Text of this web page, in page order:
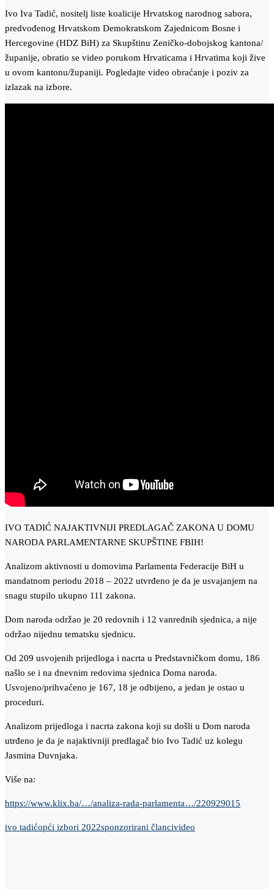
Ivo Iva Tadić, nositelj liste koalicije Hrvatskog narodnog sabora,
predvođenog Hrvatskom Demokratskom Zajednicom Bosne i
Hercegovine (HDZ BiH) za Skupštinu Zeničko-dobojskog kantona/
županije, obratio se video porukom Hrvaticama i Hrvatima koji žive
u ovom kantonu/županiji. Pogledajte video obraćanje i poziv za
izlazak na izbore.
IVO TADIĆ NAJAKTIVNIJI PREDLAGAČ ZAKONA U DOMU
NARODA PARLAMENTARNE SKUPŠTINE FBIH!
Analizom aktivnosti u domovima Parlamenta Federacije BiH u
mandatnom periodu 2018 – 2022 utvrđeno je da je usvajanjem na
snagu stupilo ukupno 111 zakona.
Dom naroda održao je 20 redovnih i 12 vanrednih sjednica, a nije
održao nijednu tematsku sjednicu.
Od 209 usvojenih prijedloga i nacrta u Predstavničkom domu, 186
našlo se i na dnevnim redovima sjednica Doma naroda.
Usvojeno/prihvaćeno je 167, 18 je odbijeno, a jedan je ostao u
proceduri.
Analizom prijedloga i nacrta zakona koji su došli u Dom naroda
utrđeno je da je najaktivniji predlagač bio Ivo Tadić uz kolegu
Jasmina Duvnjaka.
Više na:
https://www.klix.ba/…/analiza-rada-parlamenta…/220929015
ivo tadićopći izbori 2022sponzorirani člancivideo